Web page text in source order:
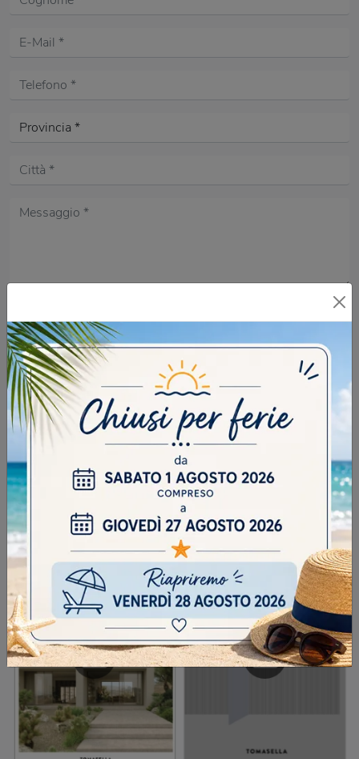
SFOGLIA I NOSTRI CATALOGHI
DOMANDA DI SICUREZZA
Se fa caldo in quale stagione siamo?
INVIA